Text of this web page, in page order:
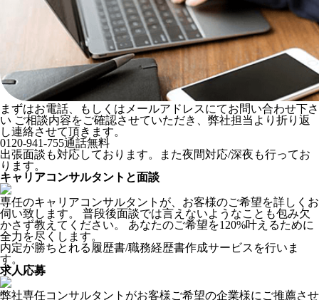
まずはお電話、もしくはメールアドレスにてお問い合わせ下さ
い ご相談内容をご確認させていただき、弊社担当より折り返
し連絡させて頂きます。
0120-941-755通話無料
出張面談も対応しております。また夜間対応/深夜も行ってお
ります。
キャリアコンサルタントと面談
専任のキャリアコンサルタントが、お客様のご希望を詳しくお
伺い致します。 普段後面談では言えないようなことも包み欠
かさず教えてください。 あなたのご希望を120%叶えるために
全力を尽くします。
内定が勝ちとれる履歴書/職務経歴書作成サービスを行いま
す。
求人応募
弊社専任コンサルタントがお客様ご希望の企業様にご推薦させ